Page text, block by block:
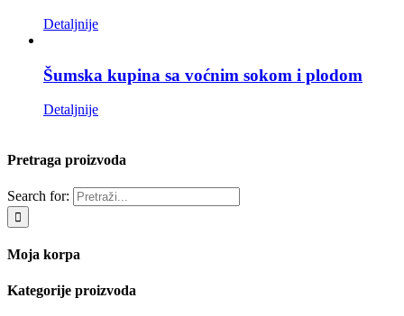
Detaljnije
Šumska kupina sa voćnim sokom i plodom
Detaljnije
Pretraga proizvoda
Search for:
Moja korpa
Kategorije proizvoda